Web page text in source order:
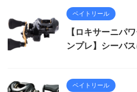
ベイトリール
【ロキサーニパ
ンプレ】シーバ
ベイトリール